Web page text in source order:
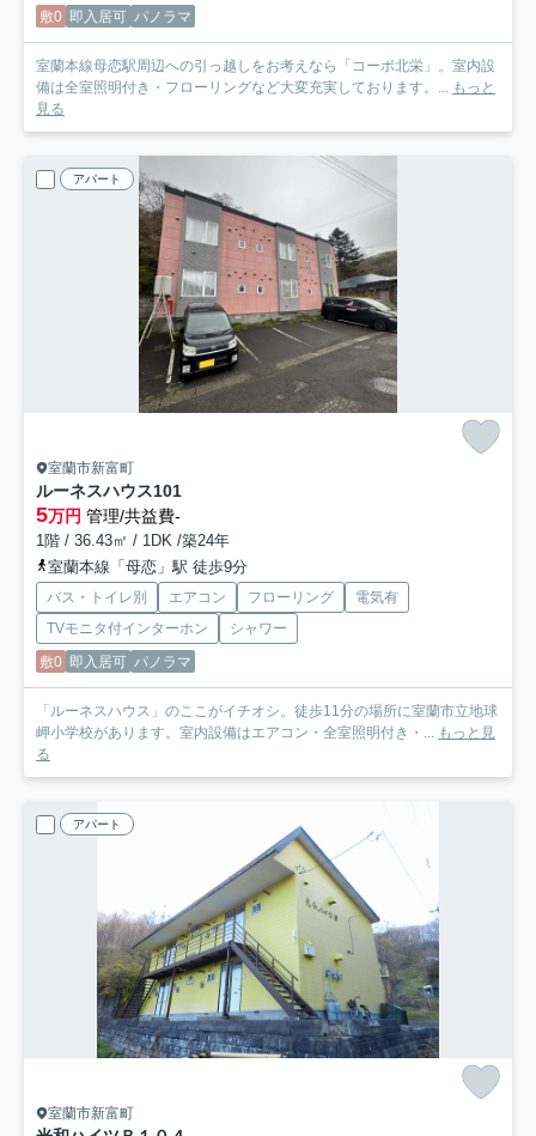
敷0 即入居可 パノラマ
室蘭本線母恋駅周辺への引っ越しをお考えなら「コーポ北栄」。室内設
備は全室照明付き・フローリングなど大変充実しております。...
もっと
見る
アパート
室蘭市新富町
ルーネスハウス101
5万円 管理/共益費-
1階 / 36.43㎡ / 1DK /築24年
室蘭本線「母恋」駅 徒歩9分
バス・トイレ別 エアコン フローリング
電気有
TVモニタ付インターホン
シャワー
敷0 即入居可 パノラマ
「ルーネスハウス」のここがイチオシ。徒歩11分の場所に室蘭市立地球
岬小学校があります。室内設備はエアコン・全室照明付き・...
もっと見
る
アパート
室蘭市新富町